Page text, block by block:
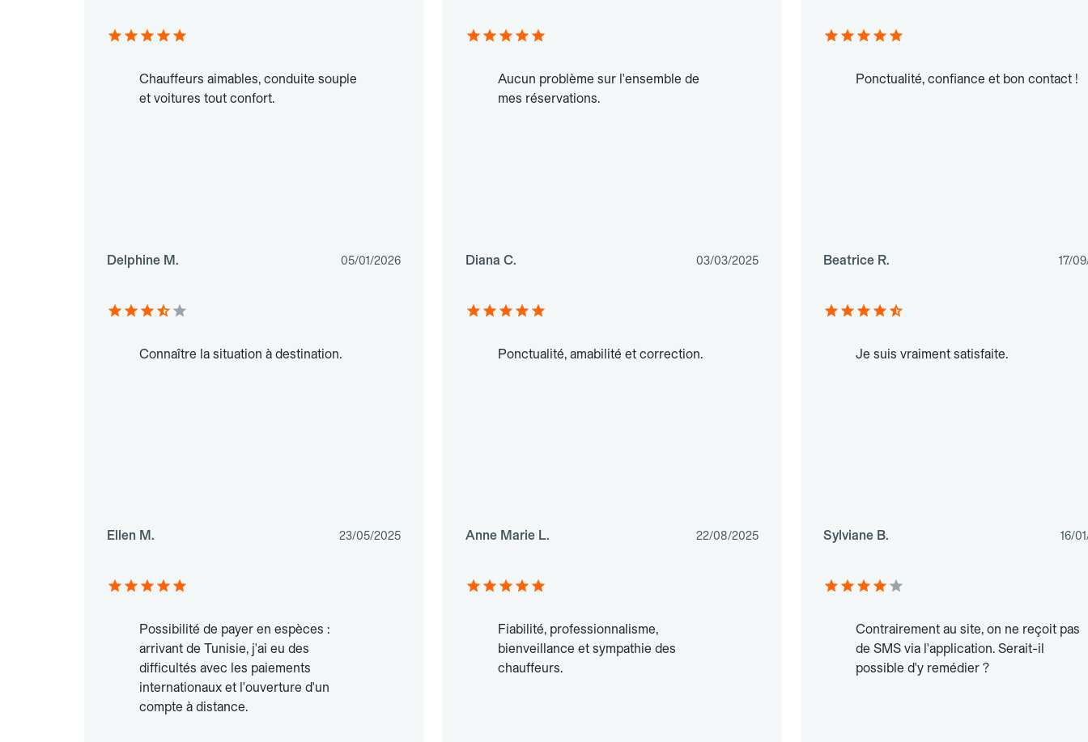
Chauffeurs aimables, conduite souple
et voitures tout confort.
Delphine M. 05/01/2026
Aucun problème sur l'ensemble de
mes réservations.
Diana C. 03/03/2025
Ponctualité, confiance et bon contact !
Beatrice R. 17/
Connaître la situation à destination.
Ellen M. 23/05/2025
Ponctualité, amabilité et correction.
Anne Marie L. 22/08/2025
Je suis vraiment satisfaite.
Sylviane B. 16/
Possibilité de payer en espèces :
arrivant de Tunisie, j'ai eu des
difficultés avec les paiements
internationaux et l'ouverture d'un
compte à distance.
Fiabilité, professionnalisme,
bienveillance et sympathie des
chauffeurs.
Contrairement au site, on ne reçoit pas
de SMS via l'application. Serait-il
possible d'y remédier ?